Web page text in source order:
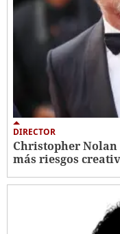
DIRECTOR
Christopher
más riesgos